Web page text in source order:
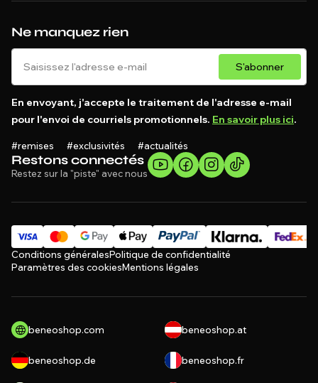
Restons connectés
Restez sur la "piste" avec nous
Ne manquez rien
S'abonner
En envoyant, j'accepte le traitement de l'adresse e-mail
pour l'envoi de courriels promotionnels. En savoir plus ici.
#remises #exclusivités #actualités
Conditions généralesPolitique de confidentialité
Paramètres des cookiesMentions légales
beneoshop.com beneoshop.at
beneoshop.de beneoshop.fr